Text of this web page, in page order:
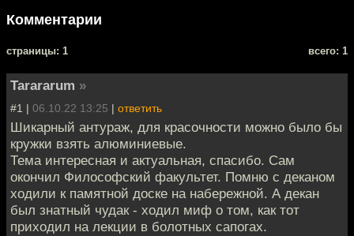
Комментарии
cтраницы: 1 всего: 1
Tarararum »
#1 | 06.10.22 13:25 | ответить
Шикарный антураж, для красочности можно было бы
кружки взять алюминиевые.
Тема интересная и актуальная, спасибо. Сам
окончил Философский факультет. Помню с деканом
ходили к памятной доске на набережной. А декан
был знатный чудак - ходил миф о том, как тот
приходил на лекции в болотных сапогах.